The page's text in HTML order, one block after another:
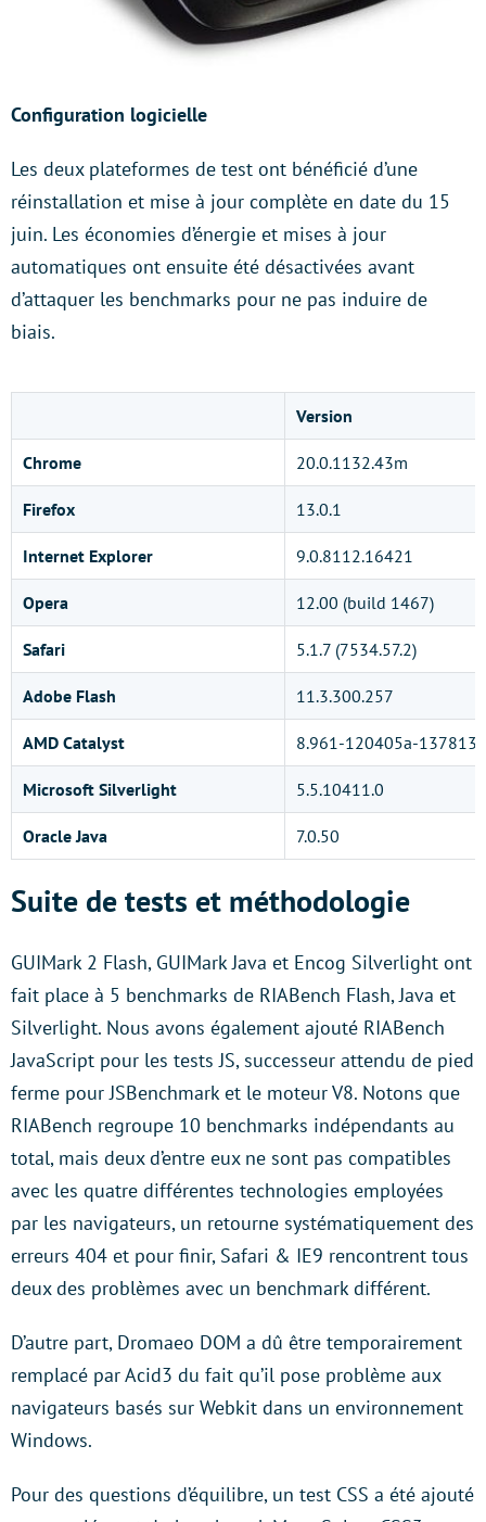
Configuration logicielle
Les deux plateformes de test ont bénéficié d’une
réinstallation et mise à jour complète en date du 15
juin. Les économies d’énergie et mises à jour
automatiques ont ensuite été désactivées avant
d’attaquer les benchmarks pour ne pas induire de
biais.
Version
Chrome 20.0.1132.43m
Firefox 13.0.1
Internet Explorer 9.0.8112.16421
Opera 12.00 (build 1467)
Safari 5.1.7 (7534.57.2)
Adobe Flash 11.3.300.257
AMD Catalyst 8.961-120405a-
Microsoft Silverlight 5.5.10411.0
Oracle Java 7.0.50
Suite de tests et méthodologie
GUIMark 2 Flash, GUIMark Java et Encog Silverlight ont
fait place à 5 benchmarks de RIABench Flash, Java et
Silverlight. Nous avons également ajouté RIABench
JavaScript pour les tests JS, successeur attendu de pied
ferme pour JSBenchmark et le moteur V8. Notons que
RIABench regroupe 10 benchmarks indépendants au
total, mais deux d’entre eux ne sont pas compatibles
avec les quatre différentes technologies employées
par les navigateurs, un retourne systématiquement des
erreurs 404 et pour finir, Safari & IE9 rencontrent tous
deux des problèmes avec un benchmark différent.
D’autre part, Dromaeo DOM a dû être temporairement
remplacé par Acid3 du fait qu’il pose problème aux
navigateurs basés sur Webkit dans un environnement
Windows.
Pour des questions d’équilibre, un test CSS a été ajouté